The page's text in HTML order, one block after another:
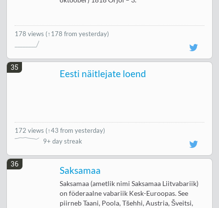
178 views (↑178 from yesterday)
35
Eesti näitlejate loend
172 views (↑43 from yesterday)
9+ day streak
36
Saksamaa
Saksamaa (ametlik nimi Saksamaa Liitvabariik)
on föderaalne vabariik Kesk-Euroopas. See
piirneb Taani, Poola, Tšehhi, Austria, Šveitsi,